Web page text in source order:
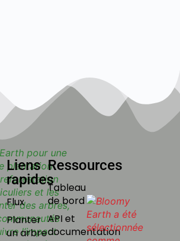
Liens
rapides
Flux
Planter
un arbre
Ressources
Tableau
de bord
API et
documentation